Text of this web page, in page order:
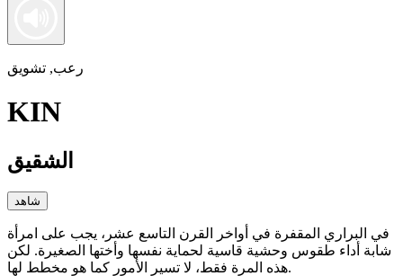
رعب, تشويق
KIN
الشقيق
شاهد
في البراري المقفرة في أواخر القرن التاسع عشر، يجب على امرأة
شابة أداء طقوس وحشية قاسية لحماية نفسها وأختها الصغيرة. لكن
هذه المرة فقط، لا تسير الأمور كما هو مخطط لها.